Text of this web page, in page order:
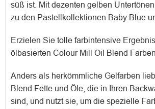
süß ist. Mit dezenten gelben
zu den Pastellkollektionen Baby Blue
Erzielen Sie tolle farbintensive
ölbasierten Colour Mill Oil Blend
Anders als herkömmliche Gelfarben
Blend Fette und Öle, die in Ihren
sind, und nutzt sie, um die spezielle